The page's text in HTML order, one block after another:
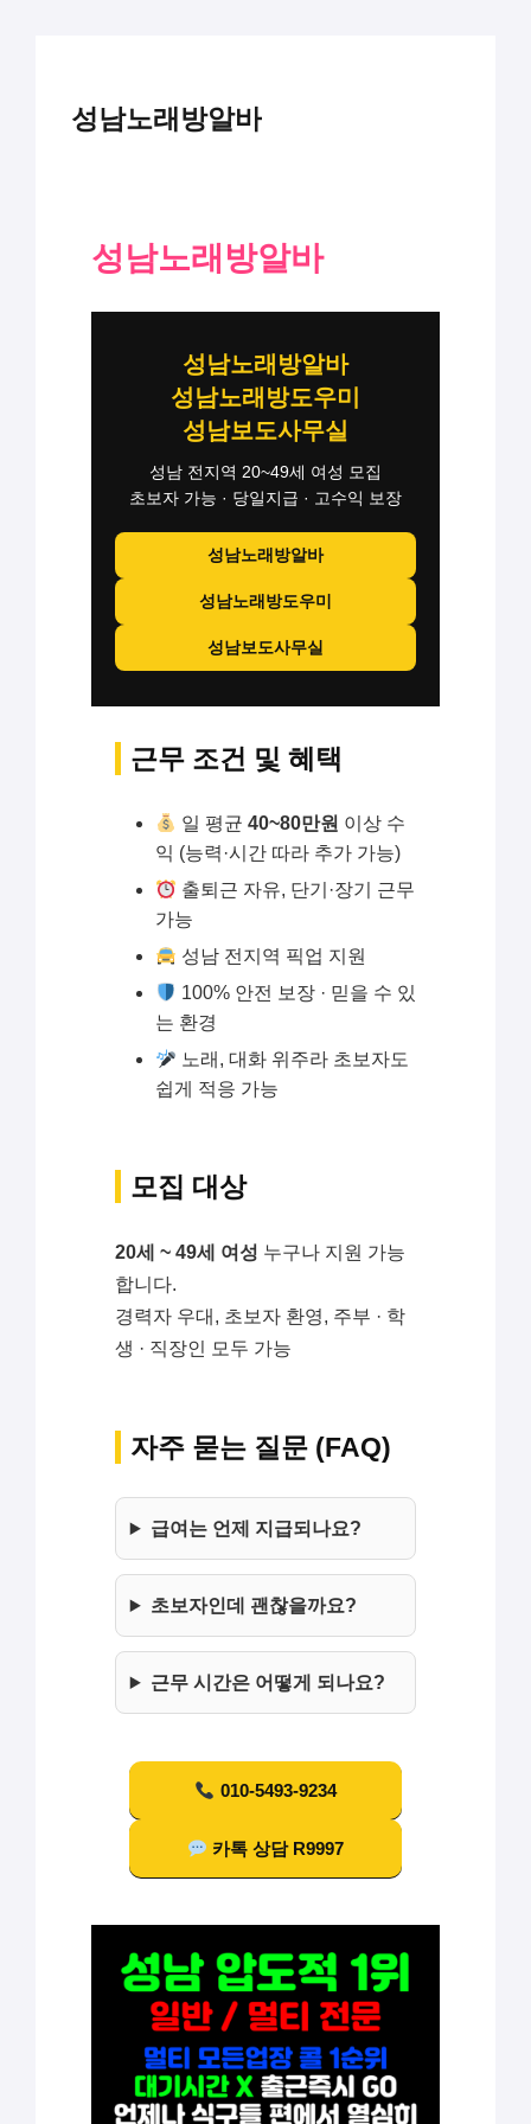
성남노래방알바
성남노래방알바
성남노래방알바
성남노래방도우미
성남보도사무실
성남 전지역 20~49세 여성 모집
초보자 가능 · 당일지급 · 고수익 보장
성남노래방알바
성남노래방도우미
성남보도사무실
근무 조건 및 혜택
일 평균 40~80만원 이상 수
익 (능력·시간 따라 추가 가능)
출퇴근 자유, 단기·장기 근무
가능
성남 전지역 픽업 지원
100% 안전 보장 · 믿을 수 있
는 환경
노래, 대화 위주라 초보자도
쉽게 적응 가능
모집 대상
20세 ~ 49세 여성 누구나 지원 가능
합니다.
경력자 우대, 초보자 환영, 주부 · 학
생 · 직장인 모두 가능
자주 묻는 질문 (FAQ)
급여는 언제 지급되나요?
초보자인데 괜찮을까요?
근무 시간은 어떻게 되나요?
010-5493-9234
카톡 상담 R9997